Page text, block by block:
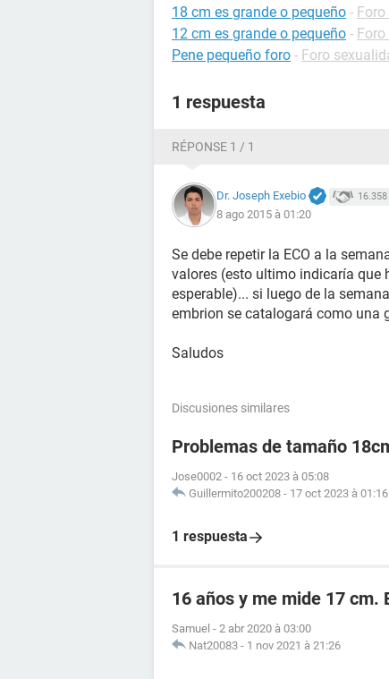
18 cm es grande o pequeño -
12 cm es grande o pequeño -
Pene pequeño foro - Foro
1 respuesta
RÉPONSE 1 / 1
Dr. Joseph Exebio 16.358
8 ago 2015 à 01:20
Se debe repetir la ECO a la
valores (esto ultimo indicaría que
esperable)... si luego de la
embrion se catalogará como una
Saludos
Discusiones similares
Problemas de tamaño
Jose0002 - 16 oct 2023 à 05:08
Guillermito200208 - 17 oct 2023 à 01:16
1 respuesta
16 años y me mide 17 cm.
Samuel - 2 abr 2020 à 03:00
Nat20083 - 1 nov 2021 à 21:26